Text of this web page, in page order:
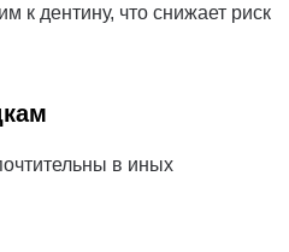
к дентину, что снижает риск
в иных